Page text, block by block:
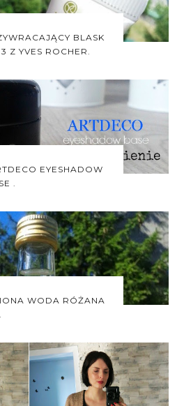
BLASK
Z YVES ROCHER.
EYESHADOW
.
WODA RÓŻANA